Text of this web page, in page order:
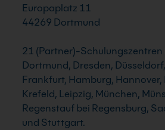
Europaplatz 11
44269 Dortmund
21 (Partner)-Schulungszentren
Dortmund, Dresden,
Frankfurt, Hamburg, Hannover,
Krefeld, Leipzig, München,
Regenstauf bei Regensburg,
und Stuttgart.